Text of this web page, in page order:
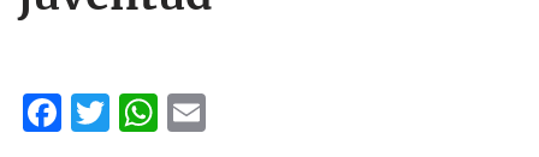
F
T
W